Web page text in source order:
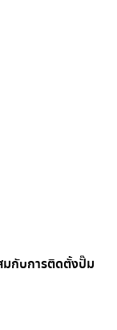
มกับการติดตั้งปั๊ม